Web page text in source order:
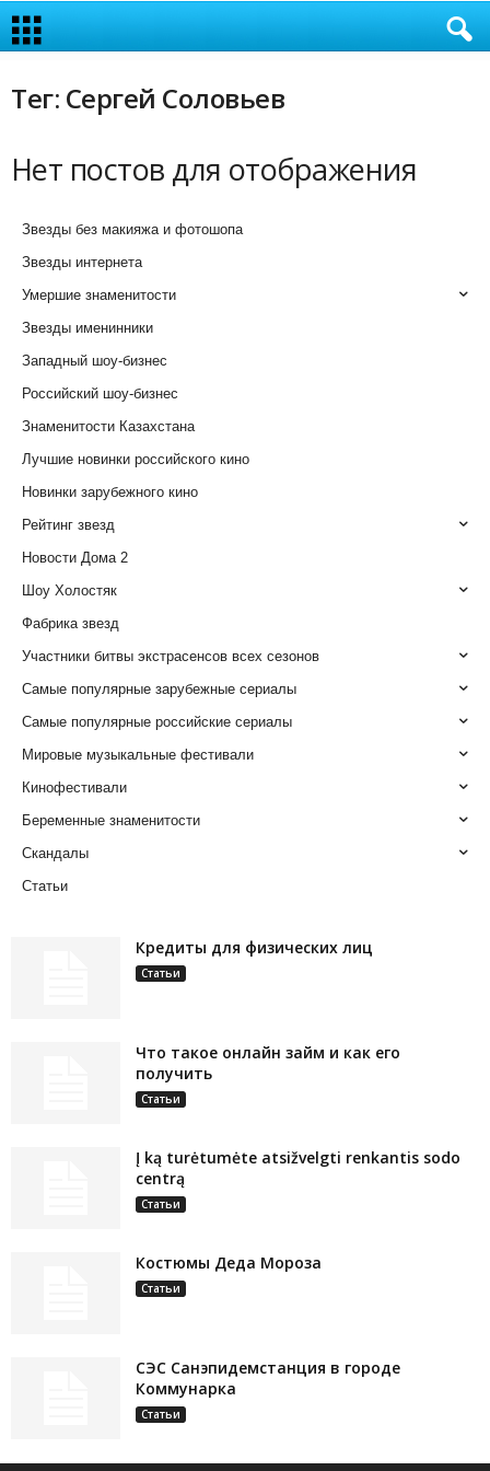
Тег: Сергей Соловьев
Нет постов для отображения
Звезды без макияжа и фотошопа
Звезды интернета
Умершие знаменитости
Звезды именинники
Западный шоу-бизнес
Российский шоу-бизнес
Знаменитости Казахстана
Лучшие новинки российского кино
Новинки зарубежного кино
Рейтинг звезд
Новости Дома 2
Шоу Холостяк
Фабрика звезд
Участники битвы экстрасенсов всех сезонов
Самые популярные зарубежные сериалы
Самые популярные российские сериалы
Мировые музыкальные фестивали
Кинофестивали
Беременные знаменитости
Скандалы
Статьи
Кредиты для физических лиц
Статьи
Что такое онлайн займ и как его
получить
Статьи
Į ką turėtumėte atsižvelgti renkantis sodo
centrą
Статьи
Костюмы Деда Мороза
Статьи
СЭС Санэпидемстанция в городе
Коммунарка
Статьи